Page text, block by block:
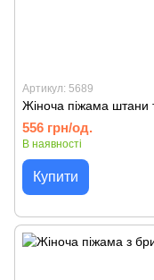
Артикул: 5689
Жіноча піжама штани
556 грн/од.
В наявності
Купити